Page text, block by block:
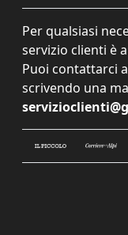
Per qualsiasi
servizio clienti è
Puoi contattarci
scrivendo una